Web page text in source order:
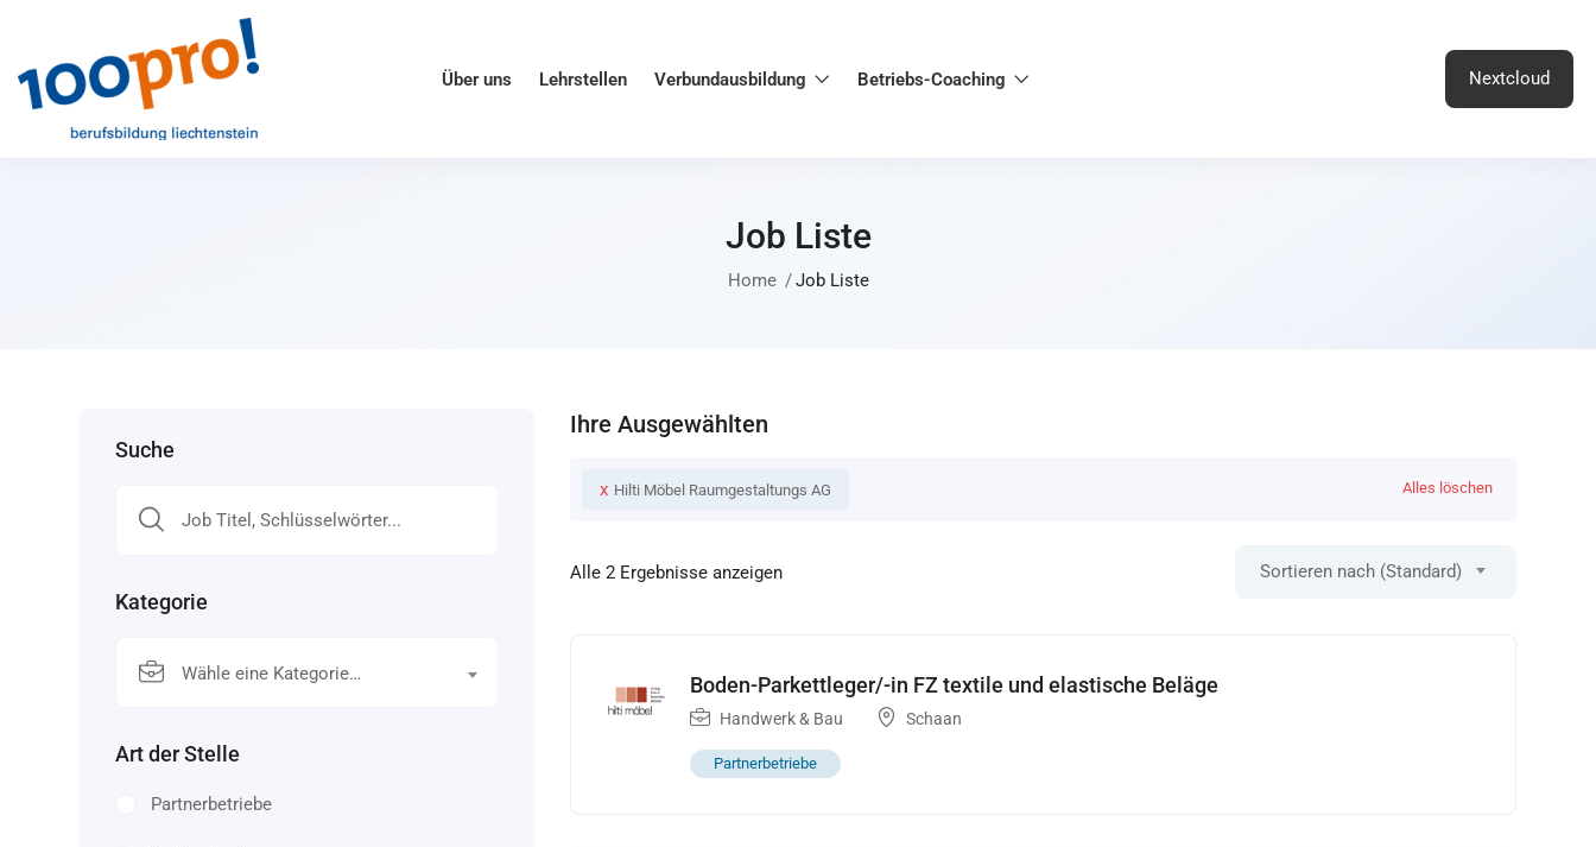
Über uns Lehrstellen Verbundausbildung Betriebs-Coaching Nextcloud
Job Liste
Home Job Liste
Suche
Kategorie
Wähle eine Kategorie…
Art der Stelle
Partnerbetriebe
Ihre Ausgewählten
x Hilti Möbel Raumgestaltungs AG Alles löschen
Alle 2 Ergebnisse anzeigen Sortieren nach (Standard)
Boden-Parkettleger/-in FZ textile und elastische Beläge
Handwerk & Bau Schaan
Partnerbetriebe